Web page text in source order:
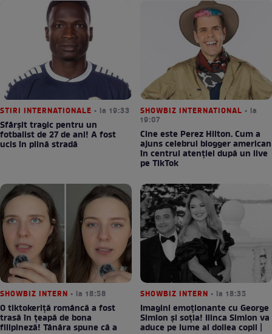
STIRI INTERNATIONALE • la 19:33
Sfârșit tragic pentru un
fotbalist de 27 de ani! A fost
ucis în plină stradă
SHOWBIZ INTERNATIONAL • la
19:07
Cine este Perez Hilton. Cum a
ajuns celebrul blogger american
în centrul atenției după un live
pe TikTok
SHOWBIZ INTERN • la 18:58
O tiktokeriță româncă a fost
trasă în țeapă de bona
filipineză! Tânăra spune că a
SHOWBIZ INTERN • la 18:35
Imagini emoționante cu George
Simion și soția! Ilinca Simion va
aduce pe lume al doilea copil |